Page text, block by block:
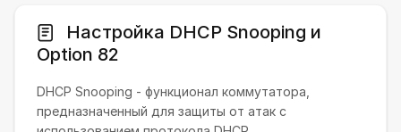
Настройка DHCP Snooping и
Option 82
DHCP Snooping - функционал коммутатора,
предназначенный для защиты от атак с